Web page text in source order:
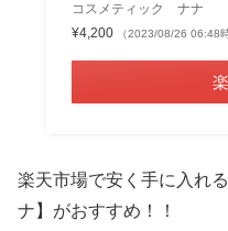
コスメティック ナナ
¥4,200
（2023/08/26 06:48
楽天市場で安く手に入れ
ナ】がおすすめ！！